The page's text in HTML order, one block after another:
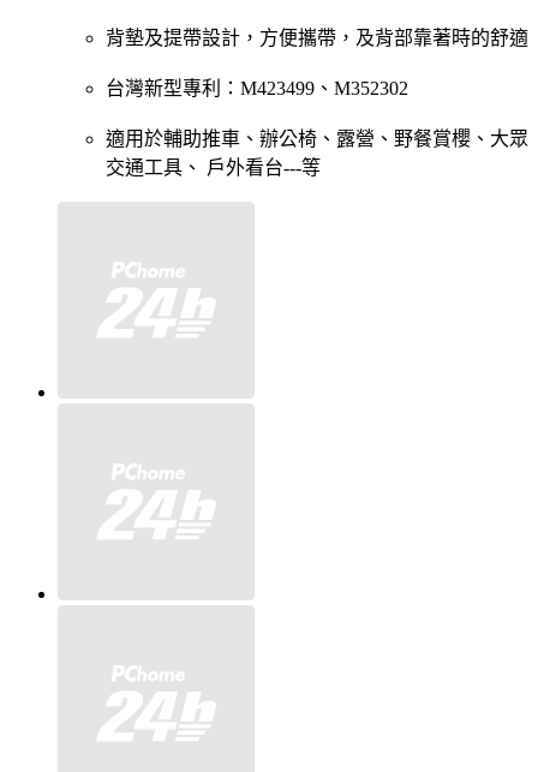
背墊及提帶設計，方便攜帶，及背部靠著時的舒適
台灣新型專利：M423499、M352302
適用於輔助推車、辦公椅、露營、野餐賞櫻、大眾
交通工具、 戶外看台---等